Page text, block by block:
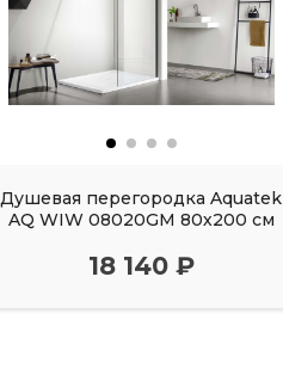
Душевая перегородка Aquatek
AQ WIW 08020GM 80х200 см
18 140 ₽